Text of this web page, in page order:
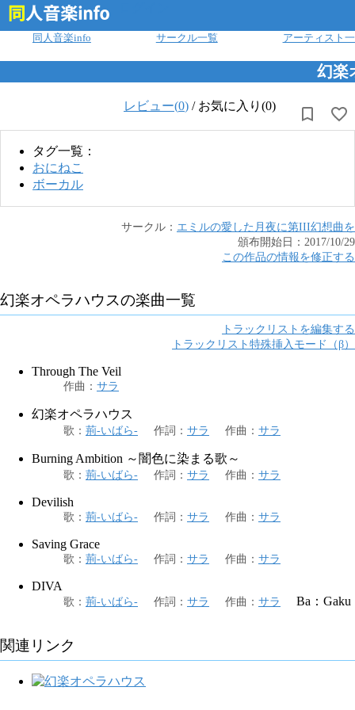
同人音楽info サークル一覧 アーティスト
幻楽
レビュー(0) / お気に入り(0)
タグ一覧：
おにねこ
ボーカル
サークル： エミルの愛した月夜に第III幻想曲を
頒布開始日： 2017/10/29
この作品の情報を修正する
幻楽オペラハウスの楽曲一覧
トラックリストを編集する
トラックリスト特殊挿入モード（β）
Through The Veil
作曲 ： サラ
幻楽オペラハウス
歌 ： 荊-いばら- 作詞 ： サラ 作曲 ： サラ
Burning Ambition ～闇色に染まる歌～
歌 ： 荊-いばら- 作詞 ： サラ 作曲 ： サラ
Devilish
歌 ： 荊-いばら- 作詞 ： サラ 作曲 ： サラ
Saving Grace
歌 ： 荊-いばら- 作詞 ： サラ 作曲 ： サラ
DIVA
歌 ： 荊-いばら- 作詞 ： サラ 作曲 ： サラ Ba：Gaku
関連リンク